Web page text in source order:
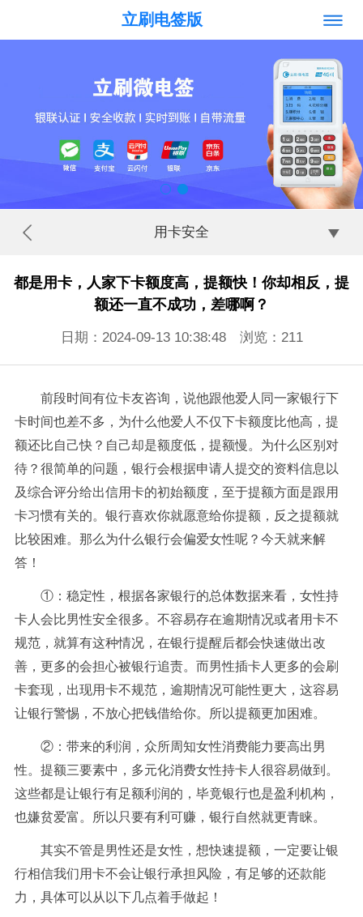
立刷电签版
用卡安全
都是用卡，人家下卡额度高，提额快！你却相反，提
额还一直不成功，差哪啊？
日期：2024-09-13 10:38:48 浏览： 211
前段时间有位卡友咨询，说他跟他爱人同一家银行下
卡时间也差不多，为什么他爱人不仅下卡额度比他高，提
额还比自己快？自己却是额度低，提额慢。为什么区别对
待？很简单的问题，银行会根据申请人提交的资料信息以
及综合评分给出信用卡的初始额度，至于提额方面是跟用
卡习惯有关的。银行喜欢你就愿意给你提额，反之提额就
比较困难。那么为什么银行会偏爱女性呢？今天就来解
答！
①：稳定性，根据各家银行的总体数据来看，女性持
卡人会比男性安全很多。不容易存在逾期情况或者用卡不
规范，就算有这种情况，在银行提醒后都会快速做出改
善，更多的会担心被银行追责。而男性插卡人更多的会刷
卡套现，出现用卡不规范，逾期情况可能性更大，这容易
让银行警惕，不放心把钱借给你。所以提额更加困难。
②：带来的利润，众所周知女性消费能力要高出男
性。提额三要素中，多元化消费女性持卡人很容易做到。
这些都是让银行有足额利润的，毕竟银行也是盈利机构，
也嫌贫爱富。所以只要有利可赚，银行自然就更青睐。
其实不管是男性还是女性，想快速提额，一定要让银
行相信我们用卡不会让银行承担风险，有足够的还款能
力，具体可以从以下几点着手做起！